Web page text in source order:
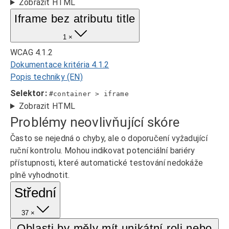
Zobrazit HTML
Iframe bez atributu title
1 ×
WCAG 4.1.2
Dokumentace kritéria 4.1.2
Popis techniky (EN)
Selektor: #container > iframe
Zobrazit HTML
Problémy neovlivňující skóre
Často se nejedná o chyby, ale o doporučení vyžadující
ruční kontrolu. Mohou indikovat potenciální bariéry
přístupnosti, které automatické testování nedokáže
plně vyhodnotit.
Střední
37 ×